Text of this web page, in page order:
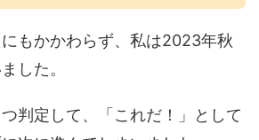
もかかわらず、私は2023年秋
した。
判定して、「これだ！」として